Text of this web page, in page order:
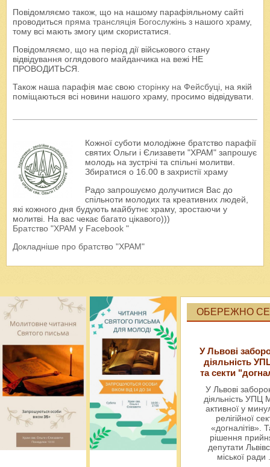
Повідомляємо також, що на нашому парафіяльному сайті
проводиться пряма трансляція Богослужінь з нашого храму,
тому всі мають змогу цим скористатися.
Повідомляємо, що на період дії військового стану
відвідування оглядового майданчика на вежі НЕ
ПРОВОДИТЬСЯ.
Також наша парафія має свою сторінку на Фейсбуці, на якій
поміщаються всі новини нашого храму, просимо відвідувати.
Кожної суботи молодіжне братство парафії
святих Ольги і Єлизавети "ХРАМ" запрошує
молодь на зустрічі та спільні молитви.
Збиратися о 16.00 в захристії храму
Радо запрошуємо долучитися Вас до
спільноти молодих та креативних людей,
які кожного дня будують майбутнє храму, зростаючи у
молитві. На вас чекає багато цікавого)))
Братство "ХРАМ у Facebook "
Докладніше про братство "ХРАМ"
ОБЕРЕЖНО
У Львові
діяльність
та секти
У Львові
діяльність УПЦ
активної у
релігійної
«догналітів».
рішення
депутати
міської ради